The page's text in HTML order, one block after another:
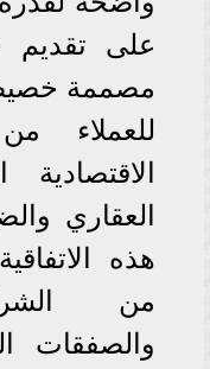
على تقديم
مصممة
للعملاء
العقاري
هذه
من
والصفقات